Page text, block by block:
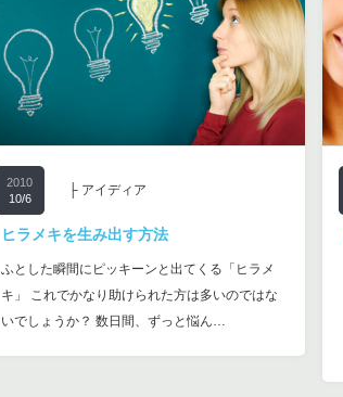
2010
10/6
├ アイディア
ヒラメキを生み出す方法
ふとした瞬間にピッキーンと出てくる「ヒラメ
キ」 これでかなり助けられた方は多いのではな
いでしょうか？ 数日間、ずっと悩ん…